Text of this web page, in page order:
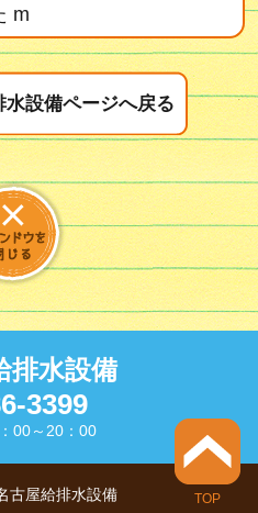
TOP
m
水設備ページへ戻る
排水設備
3399
00～20：00
古屋給排水設備